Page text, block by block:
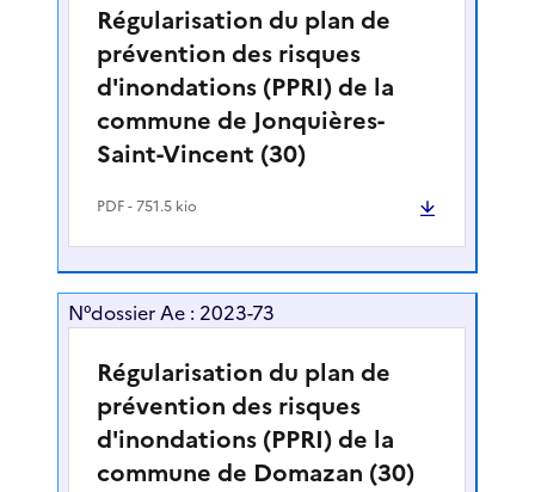
Régularisation du plan de
prévention des risques
d'inondations (PPRI) de la
commune de Jonquières-
Saint-Vincent (30)
PDF- 751.5 kio
N°dossier Ae : 2023-73
Régularisation du plan de
prévention des risques
d'inondations (PPRI) de la
commune de Domazan (30)